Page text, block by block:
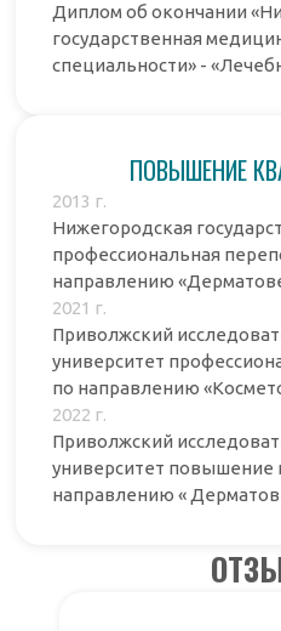
Диплом об окончании
государственная
специальности» -
ПОВЫШЕНИЕ
2013 г.
Нижегородская
профессиональная
направлению
2021 г.
Приволжский
университет
по направлению
2022 г.
Приволжский
университет повышение
направлению «